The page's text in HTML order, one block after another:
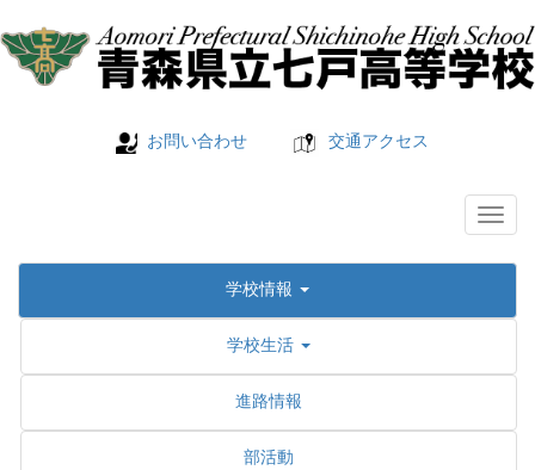
お問い合わせ 交通アクセス
学校情報
学校生活
進路情報
部活動